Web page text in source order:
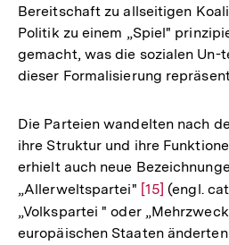
Bereitschaft zu allseitigen
Politik zu einem „Spiel"
gemacht, was die sozialen
dieser Formalisierung
Die Parteien wandelten nach
ihre Struktur und ihre
erhielt auch neue
„Allerweltspartei" Zur
Auflösung
der
[15] (engl.
„Volkspartei " oder
europäischen Staaten